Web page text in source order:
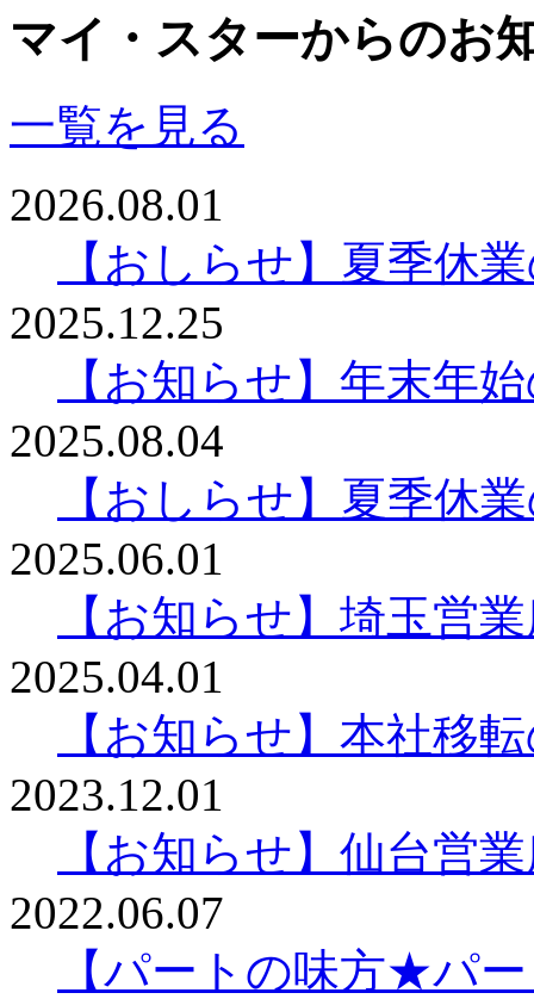
マイ・スターからのお
一覧を見る
2026.08.01
【おしらせ】夏季休
2025.12.25
【お知らせ】年末年
2025.08.04
【おしらせ】夏季休
2025.06.01
【お知らせ】埼玉営
2025.04.01
【お知らせ】本社移
2023.12.01
【お知らせ】仙台営
2022.06.07
【パートの味方★パ